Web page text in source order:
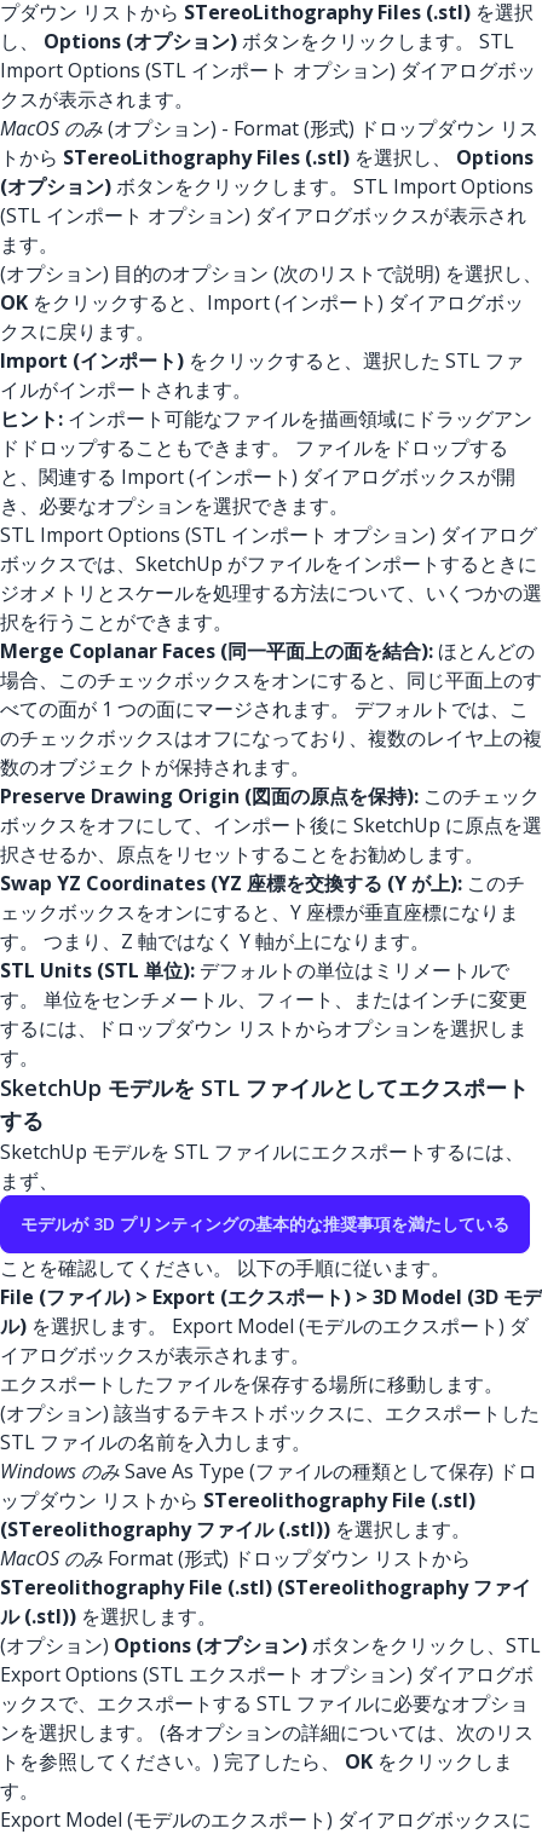
プダウン リストから STereoLithography Files (.stl) を選択
し、 Options (オプション)ボタンをクリックします。 STL
Import Options (STL インポート オプション) ダイアログボッ
クスが表示されます。
MacOS のみ(オプション) - Format (形式) ドロップダウン リス
トから STereoLithography Files (.stl) を選択し、 Options
(オプション)ボタンをクリックします。 STL Import Options
(STL インポート オプション) ダイアログボックスが表示され
ます。
(オプション) 目的のオプション (次のリストで説明) を選択し、
OK をクリックすると、Import (インポート) ダイアログボッ
クスに戻ります。
Import (インポート) をクリックすると、選択した STL ファ
イルがインポートされます。
ヒント: インポート可能なファイルを描画領域にドラッグアン
ドドロップすることもできます。 ファイルをドロップする
と、関連する Import (インポート) ダイアログボックスが開
き、必要なオプションを選択できます。
STL Import Options (STL インポート オプション) ダイアログ
ボックスでは、SketchUp がファイルをインポートするときに
ジオメトリとスケールを処理する方法について、いくつかの選
択を行うことができます。
Merge Coplanar Faces (同一平面上の面を結合): ほとんどの
場合、このチェックボックスをオンにすると、同じ平面上のす
べての面が 1 つの面にマージされます。 デフォルトでは、こ
のチェックボックスはオフになっており、複数のレイヤ上の複
数のオブジェクトが保持されます。
Preserve Drawing Origin (図面の原点を保持): このチェック
ボックスをオフにして、インポート後に SketchUp に原点を選
択させるか、原点をリセットすることをお勧めします。
Swap YZ Coordinates (YZ 座標を交換する (Y が上): このチ
ェックボックスをオンにすると、Y 座標が垂直座標になりま
す。 つまり、Z 軸ではなく Y 軸が上になります。
STL Units (STL 単位): デフォルトの単位はミリメートルで
す。 単位をセンチメートル、フィート、またはインチに変更
するには、ドロップダウン リストからオプションを選択しま
す。
SketchUp モデルを STL ファイルとしてエクスポート
する
SketchUp モデルを STL ファイルにエクスポートするには、
まず、
モデルが 3D プリンティングの基本的な推奨事項を満たしている
ことを確認してください。 以下の手順に従います。
File (ファイル) > Export (エクスポート) > 3D Model (3D モデ
ル) を選択します。 Export Model (モデルのエクスポート) ダ
イアログボックスが表示されます。
エクスポートしたファイルを保存する場所に移動します。
(オプション) 該当するテキストボックスに、エクスポートした
STL ファイルの名前を入力します。
Windows のみSave As Type (ファイルの種類として保存) ドロ
ップダウン リストから STereolithography File (.stl)
(STereolithography ファイル (.stl)) を選択します。
MacOS のみ Format (形式) ドロップダウン リストから
STereolithography File (.stl) (STereolithography ファイ
ル (.stl)) を選択します。
(オプション) Options (オプション)ボタンをクリックし、STL
Export Options (STL エクスポート オプション) ダイアログボ
ックスで、エクスポートする STL ファイルに必要なオプショ
ンを選択します。 (各オプションの詳細については、次のリス
トを参照してください。) 完了したら、 OK をクリックしま
す。
Export Model (モデルのエクスポート) ダイアログボックスに